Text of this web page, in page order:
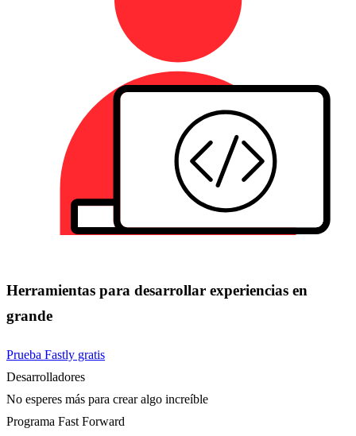
Herramientas para desarrollar experiencias en
grande
Prueba Fastly gratis
Desarrolladores
No esperes más para crear algo increíble
Programa Fast Forward